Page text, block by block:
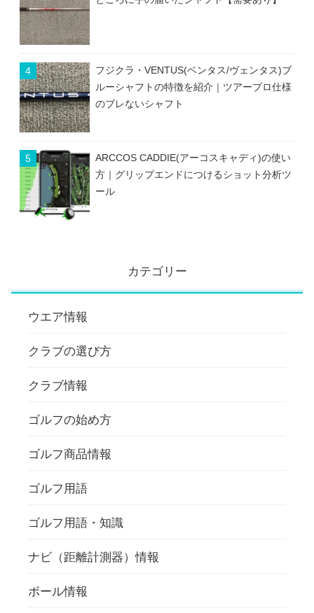
フジクラ・VENTUS(ベンタス/ヴェンタス)ブ
ルーシャフトの特徴を紹介｜ツアープロ仕様
のブレないシャフト
ARCCOS CADDIE(アーコスキャディ)の使い
方｜グリップエンドにつけるショット分析ツ
ール
カテゴリー
ウエア情報
クラブの選び方
クラブ情報
ゴルフの始め方
ゴルフ商品情報
ゴルフ用語
ゴルフ用語・知識
ナビ（距離計測器）情報
ボール情報